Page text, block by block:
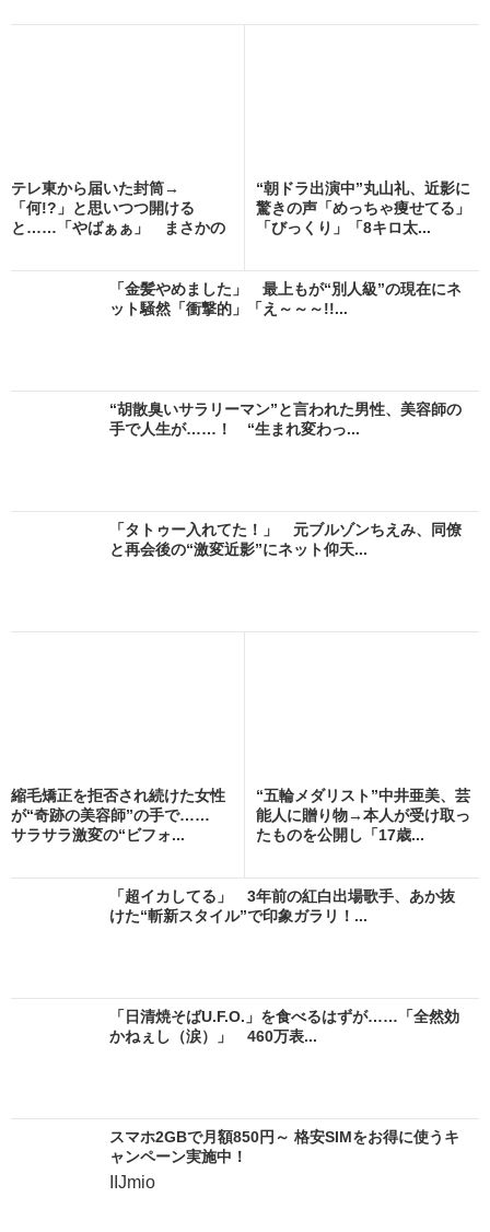
テレ東から届いた封筒→
「何!?」と思いつつ開ける
と……「やばぁぁ」 まさかの
“朝ドラ出演中”丸山礼、近影に
驚きの声「めっちゃ痩せてる」
「びっくり」「8キロ太...
「金髪やめました」 最上もが“別人級”の現在にネ
ット騒然「衝撃的」「え～～～!!...
“胡散臭いサラリーマン”と言われた男性、美容師の
手で人生が……！ “生まれ変わっ...
「タトゥー入れてた！」 元ブルゾンちえみ、同僚
と再会後の“激変近影”にネット仰天...
縮毛矯正を拒否され続けた女性
が“奇跡の美容師”の手で……
サラサラ激変の“ビフォ...
“五輪メダリスト”中井亜美、芸
能人に贈り物→本人が受け取っ
たものを公開し「17歳...
「超イカしてる」 3年前の紅白出場歌手、あか抜
けた“斬新スタイル”で印象ガラリ！...
「日清焼そばU.F.O.」を食べるはずが……「全然効
かねぇし（涙）」 460万表...
スマホ2GBで月額850円～ 格安SIMをお得に使うキ
ャンペーン実施中！
IIJmio